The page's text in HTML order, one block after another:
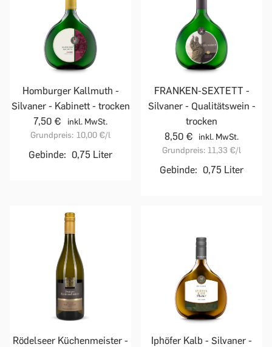
Homburger Kallmuth -
Silvaner - Kabinett - trocken
7,50 €
inkl. MwSt.
Grundpreis: 10,00 €/l
Gebinde: 0,75 Liter
FRANKEN-SEXTETT -
Silvaner - Qualitätswein -
trocken
8,50 €
inkl. MwSt.
Grundpreis: 11,33 €/l
Gebinde: 0,75 Liter
Rödelseer Küchenmeister -
Iphöfer Kalb - Silvaner -